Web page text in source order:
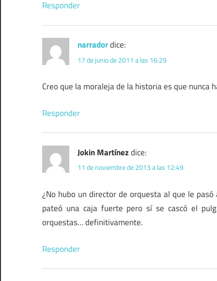
Responder
narradordice:
17 de junio de 2011 a las 16:29
Creo que la moraleja de la historia es que nunca
Responder
Jokin Martínezdice:
11 de noviembre de 2013 a las 12:49
¿No hubo un director de orquesta al que le
pateó una caja fuerte pero sí se cascó el
orquestas… definitivamente.
Responder